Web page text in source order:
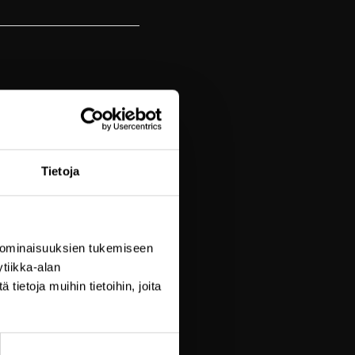
Tietoja
tukemiseen
alan
tietoja muihin tietoihin, joita